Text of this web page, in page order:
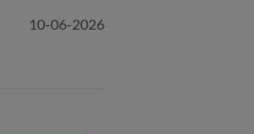
10-06-2026